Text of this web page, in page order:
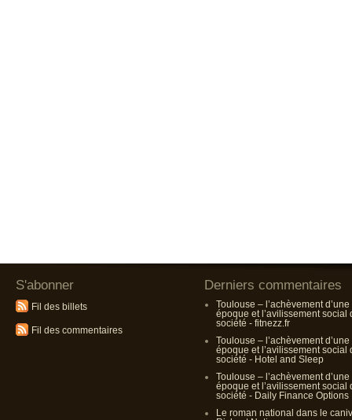
S'abonner
Fil des billets
Fil des commentaires
Derniers commentaires
Toulouse – l’achèvement d’une
époque et l’avilissement social
société - fitnezz.fr
Toulouse – l’achèvement d’une
époque et l’avilissement social
société - Hotel and Sleep
Toulouse – l’achèvement d’une
époque et l’avilissement social
société - Daily Finance Options
Le roman national dans le